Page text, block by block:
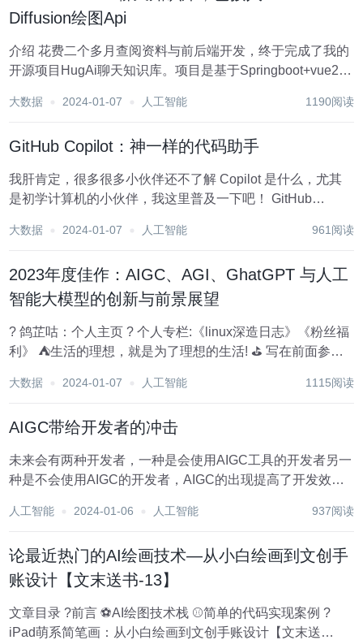
Diffusion绘图Api
介绍 花费二个多月查阅资料与前后端开发，终于完成了我的
开源项目HugAi聊天知识库。项目是基于Springboot+vue2集
ChatGpt3.5接口以及openai的绘图接口，前后端代码都开
大数据 2024-01-07 人工智能 1190阅读
GitHub Copilot：神一样的代码助手
我肝肯定，很多很多小伙伴还不了解 Copilot 是什么，尤其
是初学计算机的小伙伴，我这里普及一下吧！ GitHub
OpenAI 共同开发。 GitHub 和 Ope...
大数据 2024-01-07 人工智能 961阅读
2023年度佳作：AIGC、AGI、GhatGPT 与人工
智能大模型的创新与前景展望
? 鸽芷咕：个人主页 ? 个人专栏:《linux深造日志》《粉丝福
利》 ⛺️生活的理想，就是为了理想的生活! ⛳️ 写在前面参与
（每人最多评论...
大数据 2024-01-07 人工智能 1115阅读
AIGC带给开发者的冲击
未来会有两种开发者，一种是会使用AIGC工具的开发者另一
种是不会使用AIGC的开发者，AIGC的出现提高了开发效率
和工作范式，开发者可以把更多的精力放在高级抽象的定义
人工智能 2024-01-06 人工智能 937阅读
论最近热门的AI绘画技术—从小白绘画到文创手
账设计【文末送书-13】
文章目录 ?前言 ⚽AI绘图技术栈 ⚾️简单的代码实现案例 ?
iPad萌系简笔画：从小白绘画到文创手账设计【文末送